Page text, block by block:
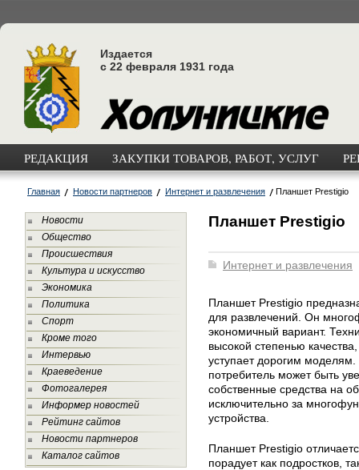
Издается
с 22 февраля 1931 года
РЕДАКЦИЯ ЗАКУПКИ ТОВАРОВ, РАБОТ, УСЛУГ
Главная Новости партнеров Интернет и развлечения Планшет Prestigio
Новости
Общество
Происшествия
Культура и искусство
Экономика
Политика
Спорт
Кроме того
Интервью
Краеведение
Фотогалерея
Информер новостей
Рейтинг сайтов
Новости партнеров
Каталог сайтов
Планшет Prestigio
Интернет и развлечения
Планшет Prestigio
для развлечений. Он
экономичный вариант.
высокой степенью
уступает дорогим
потребитель может быть
собственные средства на
исключительно за
устройства.
Планшет Prestigio
порадует как подростков,